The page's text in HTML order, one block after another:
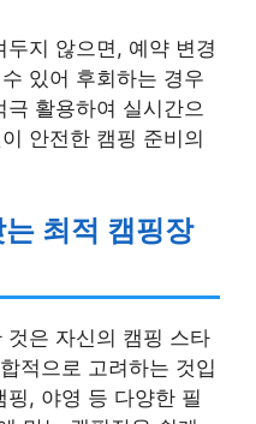
지 않으면, 예약 변경
있어 후회하는 경우
활용하여 실시간으
안전한 캠핑 준비의
최적 캠핑장
것은 자신의 캠핑 스타
적으로 고려하는 것입
, 야영 등 다양한 필